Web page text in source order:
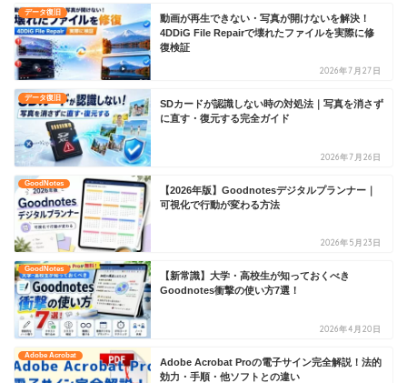
データ復旧
動画が再生できない・写真が開けないを解決！
4DDiG File Repairで壊れたファイルを実際に修
復検証
2026年7月27日
データ復旧
SDカードが認識しない時の対処法｜写真を消さず
に直す・復元する完全ガイド
2026年7月26日
GoodNotes
【2026年版】Goodnotesデジタルプランナー｜
可視化で行動が変わる方法
2026年5月23日
GoodNotes
【新常識】大学・高校生が知っておくべき
Goodnotes衝撃の使い方7選！
2026年4月20日
Adobe Acrobat
Adobe Acrobat Proの電子サイン完全解説！法的
効力・手順・他ソフトとの違い